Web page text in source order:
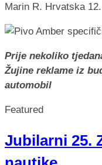
Marin R. Hrvatska
Prije nekoliko
Žujine reklame iz
automobil
Featured
Jubilarni 25.